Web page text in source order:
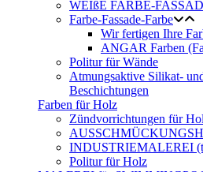
WEIßE FARBE-
Farbe-Fassade-Farbe
Wir fertigen Ihre
ANGAR Farben
Politur für Wände
Atmungsaktive Silikat-
Beschichtungen
Farben für Holz
Zündvorrichtungen für
INDUSTRIEMALEREI
Politur für Holz